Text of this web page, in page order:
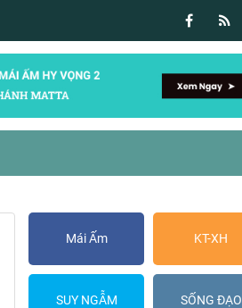
Mái Ấm KT-XH
SUY NGẪM SỐNG ĐẠO